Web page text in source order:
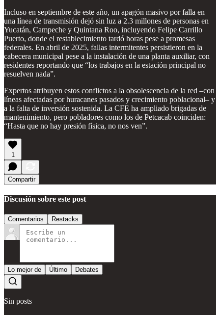
Incluso en septiembre de este año, un apagón masivo por falla en
una línea de transmisión dejó sin luz a 2.3 millones de personas en
Yucatán, Campeche y Quintana Roo, incluyendo Felipe Carrillo
Puerto, donde el restablecimiento tardó horas pese a promesas
federales. En abril de 2025, fallas intermitentes persistieron en la
cabecera municipal pese a la instalación de una planta auxiliar, con
residentes reportando que “los trabajos en la estación principal no
resuelven nada”.
Expertos atribuyen estos conflictos a la obsolescencia de la red –con
líneas afectadas por huracanes pasados y crecimiento poblacional– y
a la falta de inversión sostenida. La CFE ha ampliado brigadas de
mantenimiento, pero pobladores como los de Petcacab coinciden:
“Hasta que no hay presión física, no nos ven”.
1
Compartir
Discusión sobre este post
Comentarios Restacks
Lo mejor de Último Debates
Sin posts